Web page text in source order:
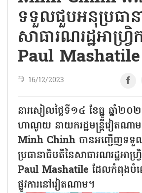
ទទួលជួបអនុប្រធាន
សាធារណរដ្ឋអាហ្វ្
Paul Mashatile
16/12/2023
នារសៀលថ្ងៃទី១៤ ខែធ្នូ ឆ្នាំ២
ហាណូយ នាយករដ្ឋមន្ត្រីវៀតណ
Minh Chinh បានអញ្ជើញទ
ប្រធានាធិបតីនៃសាធារណរដ្ឋអាហ្
Paul Mashatile ដែលកំពុងបំព
ផ្លូវការនៅវៀតណាម។